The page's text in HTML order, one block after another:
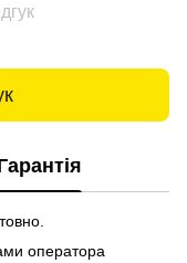
оператора